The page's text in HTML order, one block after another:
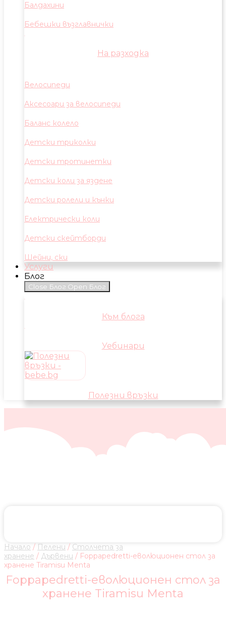
Балдахини
Бебешки възглавнички
На разходка
Велосипеди
Аксесоари за велосипеди
Баланс колело
Детски триколки
Детски тротинетки
Детски коли за яздене
Детски ролели и кънки
Електрически коли
Детски скейтборди
Шейни, ски
Услуги
Блог
Close Блог Open Блог
Към блога
Уебинари
Полезни връзки
Начало / Пелени / Столчета за
хранене / Дървени / Foppapedretti-еволюционен стол за
хранене Tiramisu Menta
Foppapedretti-еволюционен стол за
хранене Tiramisu Menta